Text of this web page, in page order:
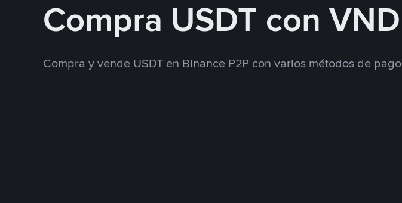
Compra USDT con VND
Compra y vende USDT en Binance P2P con varios métodos de pago